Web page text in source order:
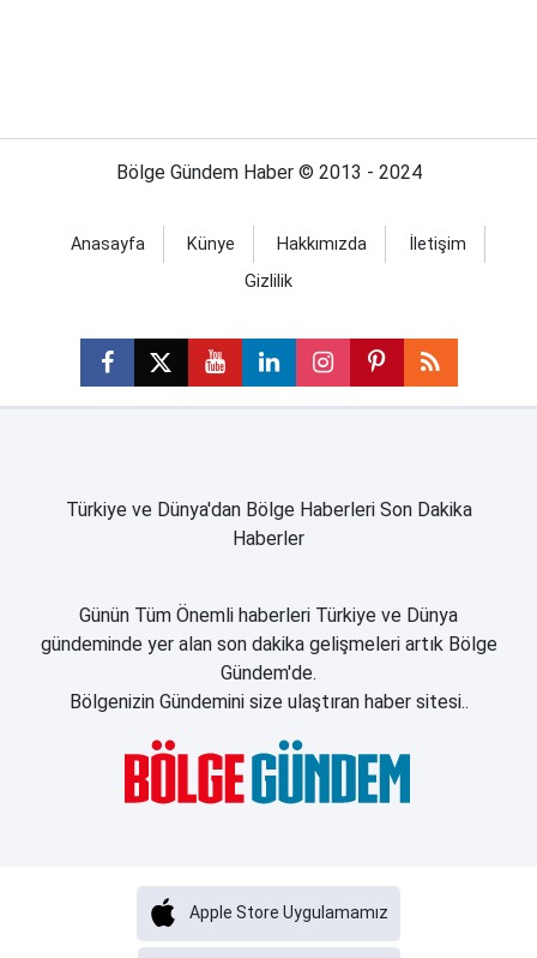
Bölge Gündem Haber © 2013 - 2024
Anasayfa Künye Hakkımızda
İletişim
Gizlilik
Türkiye ve Dünya'dan Bölge Haberleri Son Dakika
Haberler
Günün Tüm Önemli haberleri Türkiye ve Dünya
gündeminde yer alan son dakika gelişmeleri artık Bölge
Gündem'de.
Bölgenizin Gündemini size ulaştıran haber sitesi..
Apple Store Uygulamamız